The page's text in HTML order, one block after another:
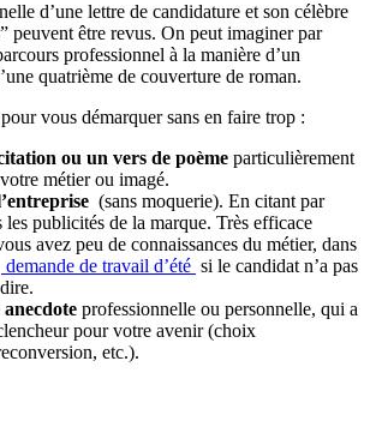
d’une lettre de candidature et son célèbre
peuvent être revus. On peut imaginer par
professionnel à la manière d’un
quatrième de couverture de roman.
vous démarquer sans en faire trop :
ou un vers de poème particulièrement
métier ou imagé.
(sans moquerie). En citant par
les publicités de la marque. Très efficace
avez peu de connaissances du métier, dans
demande de travail d’été si le candidat n’a pas
professionnelle ou personnelle, qui a
pour votre avenir (choix
etc.).